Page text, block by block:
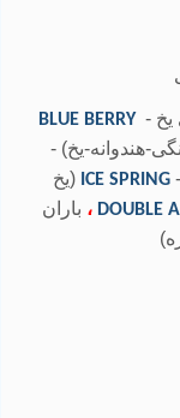
یخ -BLUE BERRY
هندوانه-یخ) -
ICE SPRING (یخ
DOUBLE ، باران